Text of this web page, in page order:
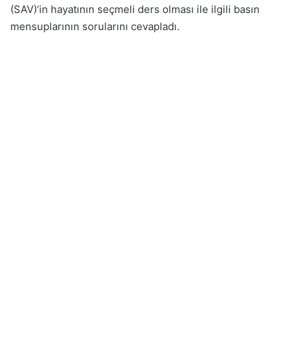
(SAV)’in hayatının seçmeli ders olması ile ilgili basın
mensuplarının sorularını cevapladı.